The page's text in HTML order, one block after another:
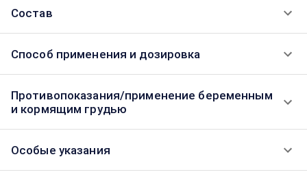
Состав
Способ применения и дозировка
Противопоказания/применение беременным
и кормящим грудью
Особые указания